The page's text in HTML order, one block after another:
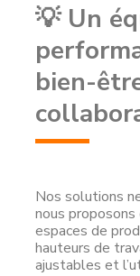
💡 Un
bien-
Nos solutions
nous proposons
espaces de
hauteurs de
ajustables et